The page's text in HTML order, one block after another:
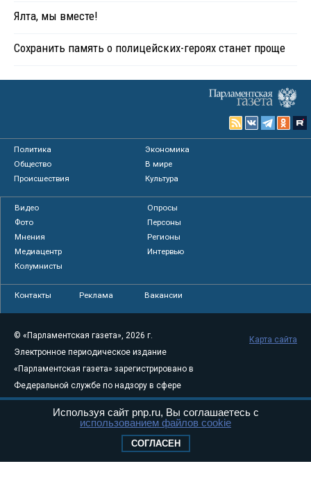
Ялта, мы вместе!
Сохранить память о полицейских-героях станет проще
Политика
Экономика
Общество
В мире
Происшествия
Культура
Видео
Опросы
Фото
Персоны
Мнения
Регионы
Медиацентр
Интервью
Колумнисты
Контакты Реклама Вакансии
© «Парламентская газета», 2026 г.
Электронное периодическое издание
«Парламентская газета» зарегистрировано в
Федеральной службе по надзору в сфере
связи, информационных технологий и
массовых коммуникаций (Роскомнадзор) 05
Свидетельство о регистрации Эл № ФС77-
Карта сайта
Используя сайт pnp.ru, Вы соглашаетесь с
использованием файлов cookie
СОГЛАСЕН